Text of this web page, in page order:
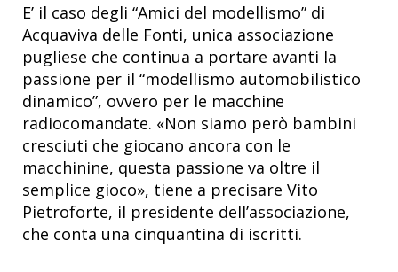
E’ il caso degli “Amici del modellismo” di
Acquaviva delle Fonti, unica associazione
pugliese che continua a portare avanti la
passione per il “modellismo automobilistico
dinamico”, ovvero per le macchine
radiocomandate. «Non siamo però bambini
cresciuti che giocano ancora con le
macchinine, questa passione va oltre il
semplice gioco», tiene a precisare Vito
Pietroforte, il presidente dell’associazione,
che conta una cinquantina di iscritti.